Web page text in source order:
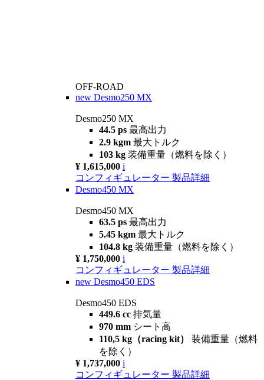
OFF-ROAD
new Desmo250 MX
Desmo250 MX
44.5 ps 最高出力
2.9 kgm 最大トルク
103 kg 装備重量（燃料を除く）
¥ 1,615,000 i
コンフィギュレーター 製品詳細
Desmo450 MX
Desmo450 MX
63.5 ps 最高出力
5.45 kgm 最大トルク
104.8 kg 装備重量（燃料を除く）
¥ 1,750,000 i
コンフィギュレーター 製品詳細
new Desmo450 EDS
Desmo450 EDS
449.6 cc 排気量
970 mm シート高
110,5 kg（racing kit） 装備重量（燃料
を除く）
¥ 1,737,000 i
コンフィギュレーター 製品詳細